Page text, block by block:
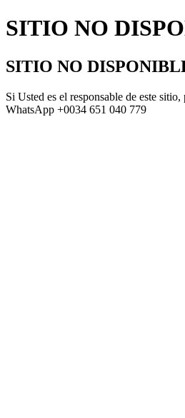
SITIO NO
SITIO NO
Si Usted es el responsable de este
WhatsApp +0034 651 040 779